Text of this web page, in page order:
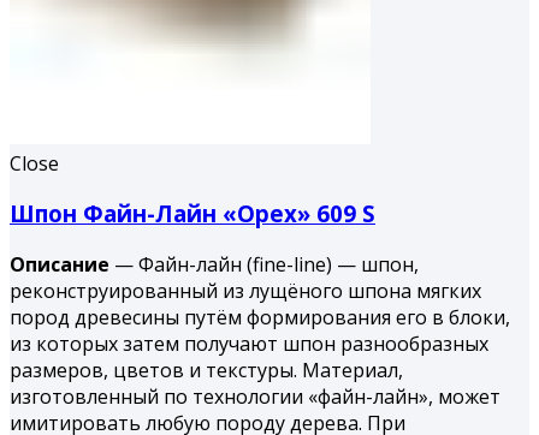
Close
Шпон Файн-Лайн «Орех» 609 S
Описание — Файн-лайн (fine-line) — шпон,
реконструированный из лущёного шпона мягких
пород древесины путём формирования его в блоки,
из которых затем получают шпон разнообразных
размеров, цветов и текстуры. Материал,
изготовленный по технологии «файн-лайн», может
имитировать любую породу дерева. При